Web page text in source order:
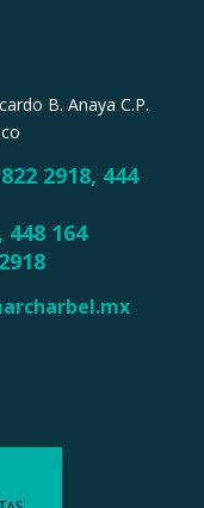
B. Anaya C.P.
2918, ‎444
448 164